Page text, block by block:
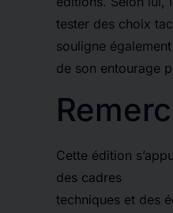
tester des choix
souligne
de son entourage
Cette édition
des cadres
techniques et des